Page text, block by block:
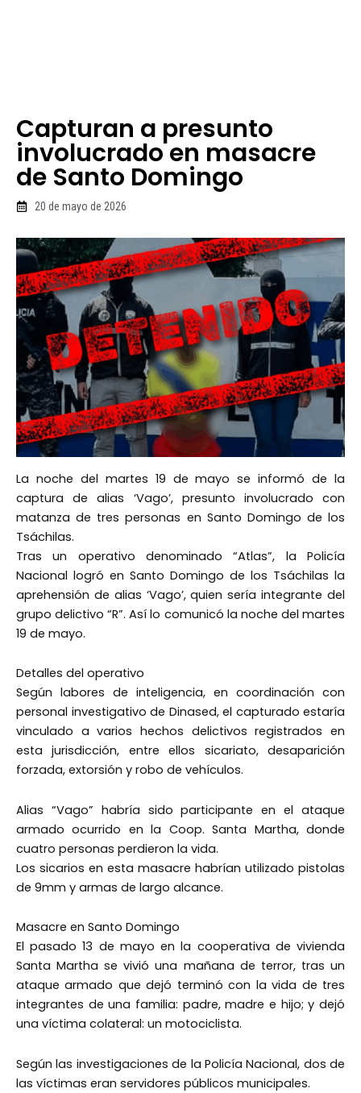
Capturan a presunto
involucrado en masacre
de Santo Domingo
20 de mayo de 2026
La noche del martes 19 de mayo se informó de la
captura de alias ‘Vago’, presunto involucrado con
matanza de tres personas en Santo Domingo de los
Tsáchilas.
Tras un operativo denominado “Atlas”, la Policía
Nacional logró en Santo Domingo de los Tsáchilas la
aprehensión de alias ‘Vago’, quien sería integrante del
grupo delictivo “R”. Así lo comunicó la noche del martes
19 de mayo.
Detalles del operativo
Según labores de inteligencia, en coordinación con
personal investigativo de Dinased, el capturado estaría
vinculado a varios hechos delictivos registrados en
esta jurisdicción, entre ellos sicariato, desaparición
forzada, extorsión y robo de vehículos.
Alias “Vago” habría sido participante en el ataque
armado ocurrido en la Coop. Santa Martha, donde
cuatro personas perdieron la vida.
Los sicarios en esta masacre habrían utilizado pistolas
de 9mm y armas de largo alcance.
Masacre en Santo Domingo
El pasado 13 de mayo en la cooperativa de vivienda
Santa Martha se vivió una mañana de terror, tras un
ataque armado que dejó terminó con la vida de tres
integrantes de una familia: padre, madre e hijo; y dejó
una víctima colateral: un motociclista.
Según las investigaciones de la Policía Nacional, dos de
las víctimas eran servidores públicos municipales.